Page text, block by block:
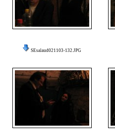
SEsalaud021103-132.JPG